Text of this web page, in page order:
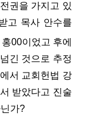
권을 가지고 있
고 목사 안수를
00이었고 후에
긴 것으로 추정
서 교회헌법 강
받았다고 진술
가?